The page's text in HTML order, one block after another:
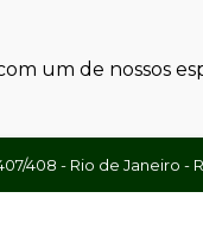
um de nossos
408 - Rio de Janeiro -